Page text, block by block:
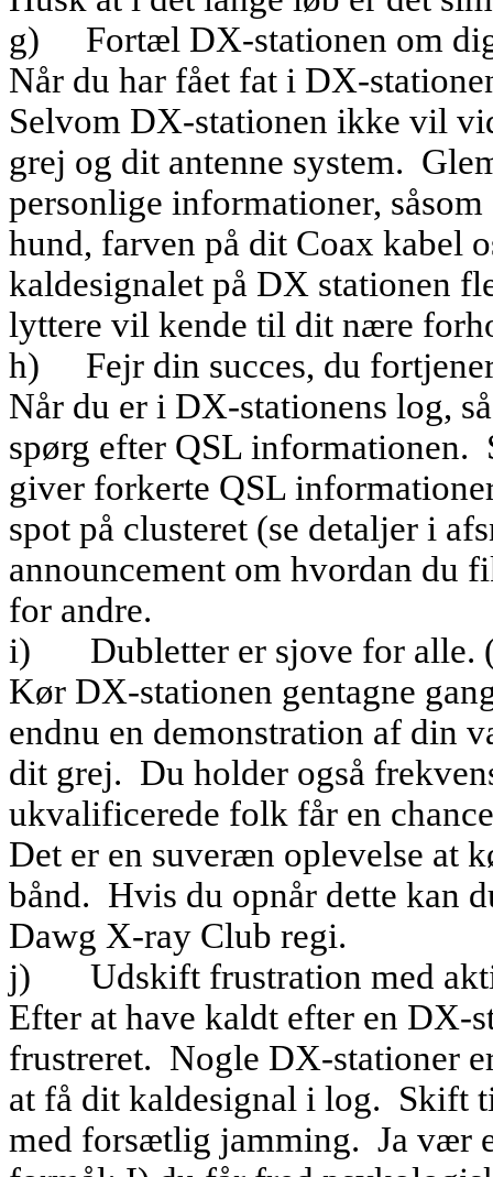
g)
Fortæl DX-stationen om
Når du har fået fat i DX-
Selvom DX-stationen ikke vil
grej og dit antenne system.
personlige informationer,
hund, farven på dit Coax kabel
kaldesignalet på DX stationen
lyttere vil kende til dit nære
h)
Fejr din succes, du
Når du er i DX-stationens log,
spørg efter QSL informationen.
giver forkerte QSL
spot på clusteret (se detaljer i
announcement om hvordan du
for andre.
i)
Dubletter er sjove for alle.
Kør DX-stationen gentagne
endnu en demonstration af din
dit grej. Du holder også
ukvalificerede folk får en
Det er en suveræn oplevelse at
bånd. Hvis du opnår dette kan
Dawg X-ray Club regi.
j)
Udskift frustration med
Efter at have kaldt efter en
frustreret. Nogle DX-stationer
at få dit kaldesignal i log. Skift
med forsætlig jamming. Ja vær